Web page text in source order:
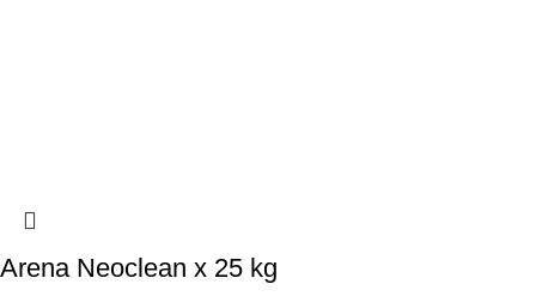
Arena Neoclean x 25 kg